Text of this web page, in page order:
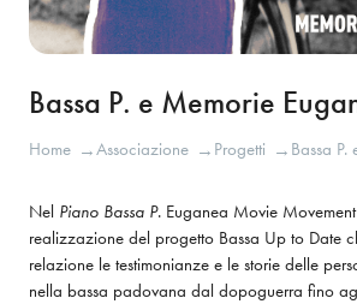
Bassa P. e Memorie
Home →Associazione → Progetti → Bassa
Nel Piano Bassa P. Euganea Movie
realizzazione del progetto Bassa Up to Date
relazione le testimonianze e le storie delle
nella bassa padovana dal dopoguerra fino